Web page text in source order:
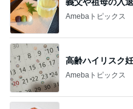
Amebaトピックス
高齢ハイリスク
Amebaトピックス